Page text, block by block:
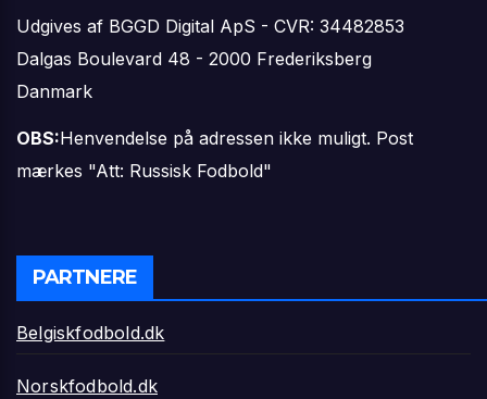
Udgives af BGGD Digital ApS - CVR: 34482853
Dalgas Boulevard 48 - 2000 Frederiksberg
Danmark
OBS:Henvendelse på adressen ikke muligt. Post
mærkes "Att: Russisk Fodbold"
PARTNERE
Belgiskfodbold.dk
Norskfodbold.dk